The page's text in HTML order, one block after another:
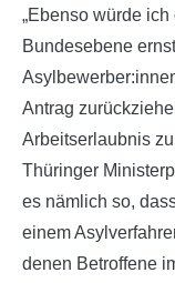
„Ebenso würde
Bundesebene
Antrag
Arbeitserlaubnis
Thüringer
es nämlich so,
einem
denen Betroffene